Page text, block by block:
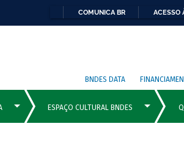
COMUNICA BR ACESSO
BNDES DATA